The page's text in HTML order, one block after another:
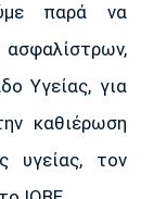
παρά να
Υγείας, για
καθιέρωση
υγείας, τον